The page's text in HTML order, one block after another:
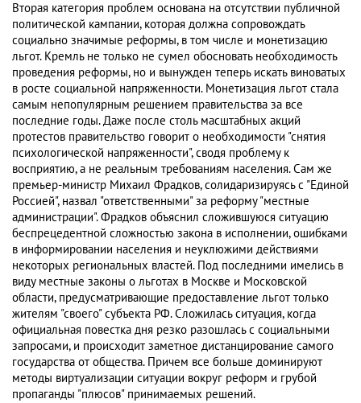
Вторая категория проблем основана на отсутствии публичной
политической кампании, которая должна сопровождать
социально значимые реформы, в том числе и монетизацию
льгот. Кремль не только не сумел обосновать необходимость
проведения реформы, но и вынужден теперь искать виноватых
в росте социальной напряженности. Монетизация льгот стала
самым непопулярным решением правительства за все
последние годы. Даже после столь масштабных акций
протестов правительство говорит о необходимости "снятия
психологической напряженности", сводя проблему к
восприятию, а не реальным требованиям населения. Сам же
премьер-министр Михаил Фрадков, солидаризируясь с "Единой
Россией", назвал "ответственными" за реформу "местные
администрации". Фрадков объяснил сложившуюся ситуацию
беспрецедентной сложностью закона в исполнении, ошибками
в информировании населения и неуклюжими действиями
некоторых региональных властей. Под последними имелись в
виду местные законы о льготах в Москве и Московской
области, предусматривающие предоставление льгот только
жителям "своего" субъекта РФ. Сложилась ситуация, когда
официальная повестка дня резко разошлась с социальными
запросами, и происходит заметное дистанцирование самого
государства от общества. Причем все больше доминируют
методы виртуализации ситуации вокруг реформ и грубой
пропаганды "плюсов" принимаемых решений.